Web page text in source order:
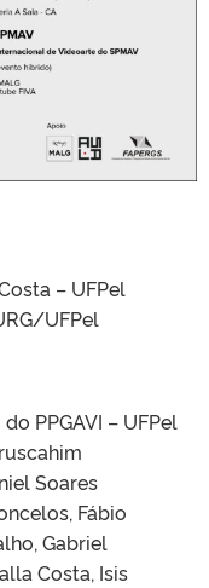
– UFPel
UFPel
PPGAVI – UFPel
Soares
Fábio
Gabriel
Costa, Isis